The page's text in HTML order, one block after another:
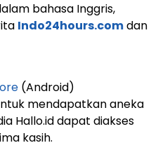
bahasa Inggris,
Indo24hours.comdan
(Android)
mendapatkan aneka
Hallo.id dapat diakses
kasih.